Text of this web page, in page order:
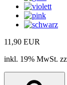
11,90 EUR
inkl. 19% MwSt.